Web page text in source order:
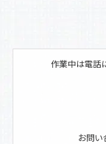
作業中は電話
お問